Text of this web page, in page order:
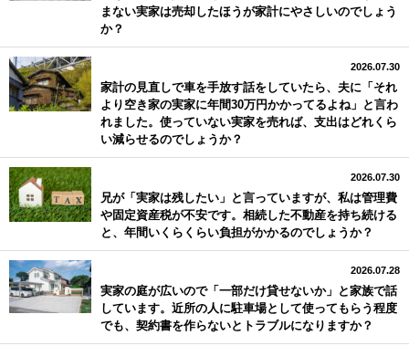
まない実家は売却したほうが家計にやさしいのでしょう
か？
2026.07.30
家計の見直しで車を手放す話をしていたら、夫に「それ
より空き家の実家に年間30万円かかってるよね」と言わ
れました。使っていない実家を売れば、支出はどれくら
い減らせるのでしょうか？
2026.07.30
兄が「実家は残したい」と言っていますが、私は管理費
や固定資産税が不安です。相続した不動産を持ち続ける
と、年間いくらくらい負担がかかるのでしょうか？
2026.07.28
実家の庭が広いので「一部だけ貸せないか」と家族で話
しています。近所の人に駐車場として使ってもらう程度
でも、契約書を作らないとトラブルになりますか？